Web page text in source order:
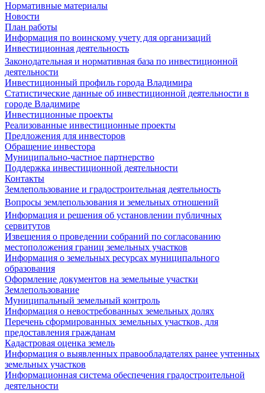
Нормативные материалы
Новости
План работы
Информация по воинскому учету для организаций
Инвестиционная деятельность
Законодательная и нормативная база по инвестиционной
деятельности
Инвестиционный профиль города Владимира
Статистические данные об инвестиционной деятельности в
городе Владимире
Инвестиционные проекты
Реализованные инвестиционные проекты
Предложения для инвесторов
Обращение инвестора
Муниципально-частное партнерство
Поддержка инвестиционной деятельности
Контакты
Землепользование и градостроительная деятельность
Вопросы землепользования и земельных отношений
Информация и решения об установлении публичных
сервитутов
Извещения о проведении собраний по согласованию
местоположения границ земельных участков
Информация о земельных ресурсах муниципального
образования
Оформление документов на земельные участки
Землепользование
Муниципальный земельный контроль
Информация о невостребованных земельных долях
Перечень сформированных земельных участков, для
предоставления гражданам
Кадастровая оценка земель
Информация о выявленных правообладателях ранее учтенных
земельных участков
Информационная система обеспечения градостроительной
деятельности